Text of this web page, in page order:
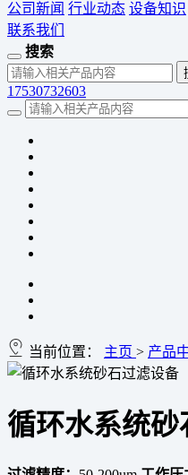
公司新闻 行业动态 设备知识
联系我们
搜索
17530732603
当前位置： 主页 > 产品
循环水系统